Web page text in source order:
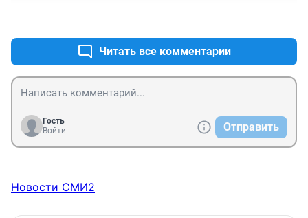
особенно районах все от Бывшей Украинской
ССР.Покупаем ХЛЕБ-стали читать от кого-оказалось
из Петербурга-Свердловского.Ладно еще и эти города
кормят Башкортостан Хлебом.
Читать все комментарии
Гость
Войти
Отправить
Новости СМИ2